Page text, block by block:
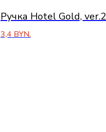
Ручка Hotel Gold, ver.2
3,4 BYN.